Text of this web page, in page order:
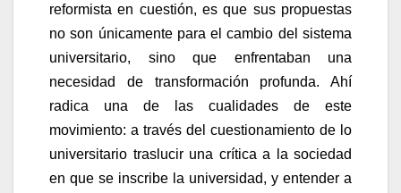
reformista en cuestión, es que sus propuestas
no son únicamente para el cambio del sistema
universitario, sino que enfrentaban una
necesidad de transformación profunda. Ahí
radica una de las cualidades de este
movimiento: a través del cuestionamiento de lo
universitario traslucir una crítica a la sociedad
en que se inscribe la universidad, y entender a